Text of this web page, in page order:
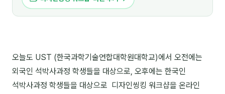
🚀 창업 · 커리어 13
👥 리더십 · 조직
📚 인문학 · 교양
오늘도 UST (한국과학기술연합대학원대학교)에서 오전에는
외국인 석박사과정 학생들을 대상으로, 오후에는 한국인
석박사과정 학생들을 대상으로 디자인씽킹 워크샵을 온라인